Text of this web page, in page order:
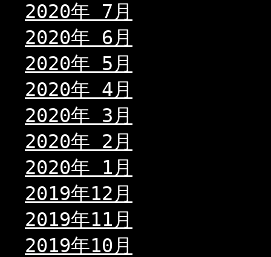
2020年 7月
2020年 6月
2020年 5月
2020年 4月
2020年 3月
2020年 2月
2020年 1月
2019年12月
2019年11月
2019年10月